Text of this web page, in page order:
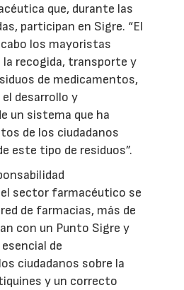
que, durante las
participan en Sigre. “El
cabo los mayoristas
recogida, transporte y
de medicamentos,
desarrollo y
un sistema que ha
de los ciudadanos
este tipo de residuos”.
sector farmacéutico se
de farmacias, más de
con un Punto Sigre y
de
ciudadanos sobre la
y un correcto